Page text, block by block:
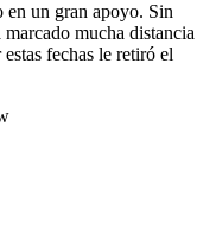
en un gran apoyo. Sin
mucha distancia
fechas le retiró el